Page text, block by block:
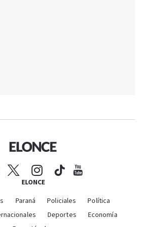
ELONCE
Paraná Policiales
Política
Deportes
Economía